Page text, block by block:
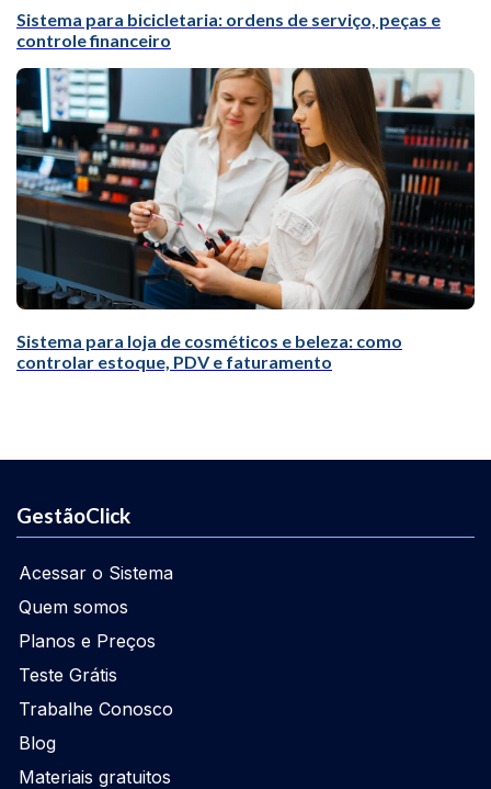
Sistema para bicicletaria: ordens de serviço, peças e
controle financeiro
Sistema para loja de cosméticos e beleza: como
controlar estoque, PDV e faturamento
GestãoClick
Acessar o Sistema
Quem somos
Planos e Preços
Teste Grátis
Trabalhe Conosco
Blog
Materiais gratuitos